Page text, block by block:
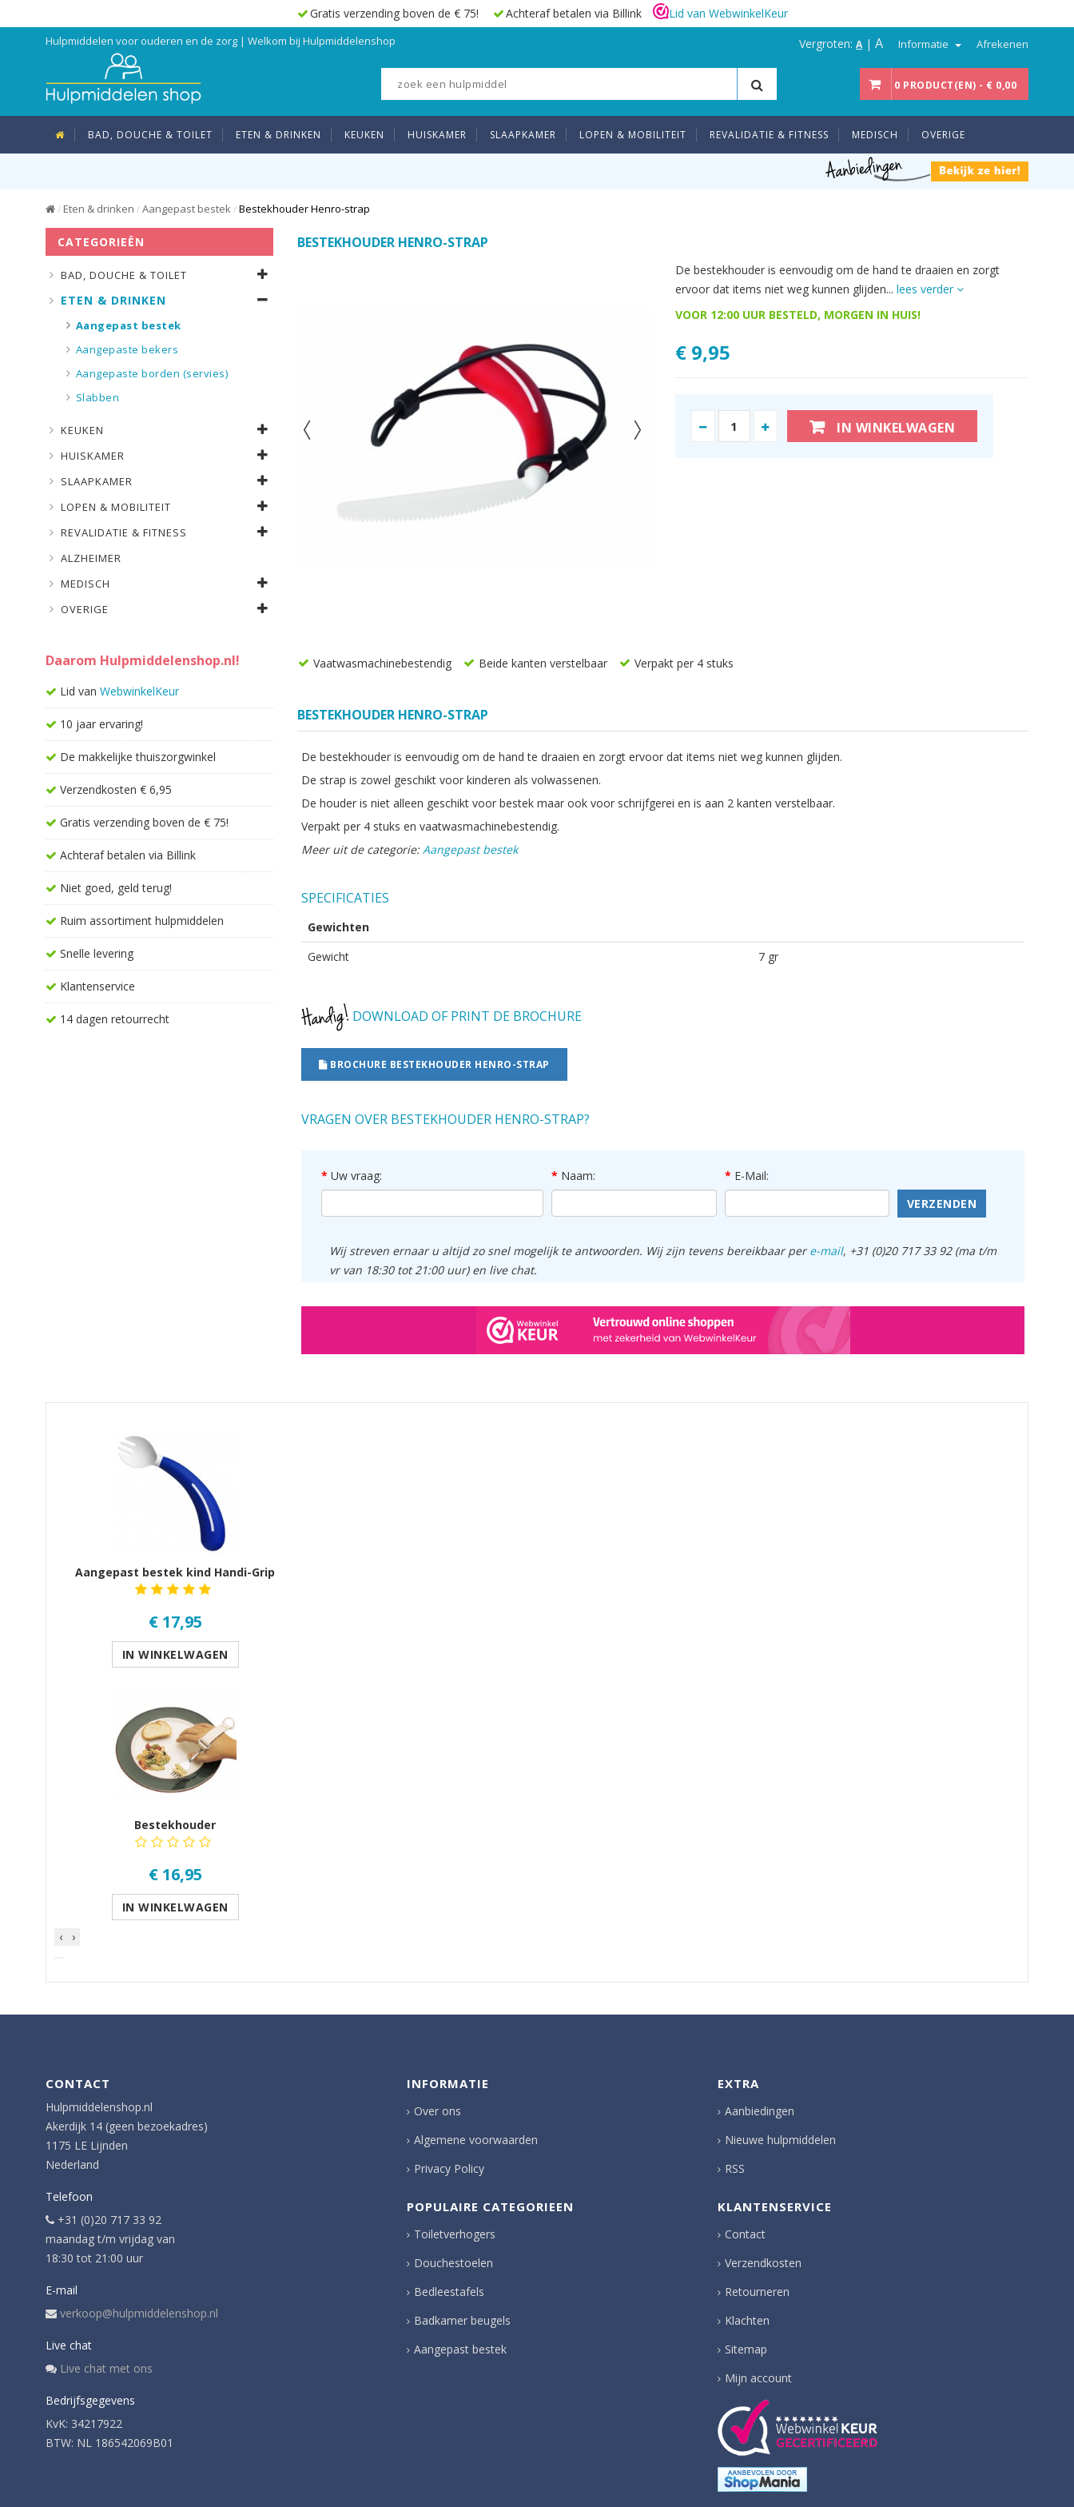
Gratis verzending boven de € 75! Achteraf betalen via Billink Lid van WebwinkelKeur
Hulpmiddelen voor ouderen en de zorg | Welkom bij Hulpmiddelenshop Vergroten: A| A Informatie Afrekenen
0 PRODUCT(EN) - € 0,00
BAD, DOUCHE & TOILET ETEN & DRINKEN KEUKEN HUISKAMER SLAAPKAMER LOPEN & MOBILITEIT REVALIDATIE & FITNESS MEDISCH OVERIGE
/ Eten & drinken / Aangepast bestek / Bestekhouder Henro-strap
BESTEKHOUDER HENRO-STRAP
De bestekhouder is eenvoudig om de hand te draaien en zorgt
ervoor dat items niet weg kunnen glijden... lees verder
VOOR 12:00 UUR BESTELD, MORGEN IN HUIS!
€ 9,95
IN WINKELWAGEN
Vaatwasmachinebestendig Beide kanten verstelbaar Verpakt per 4 stuks
BESTEKHOUDER HENRO-STRAP
De bestekhouder is eenvoudig om de hand te draaien en zorgt ervoor dat items niet weg kunnen glijden.
De strap is zowel geschikt voor kinderen als volwassenen.
De houder is niet alleen geschikt voor bestek maar ook voor schrijfgerei en is aan 2 kanten verstelbaar.
Verpakt per 4 stuks en vaatwasmachinebestendig.
Meer uit de categorie: Aangepast bestek
SPECIFICATIES
Gewichten
Gewicht
7 gr
DOWNLOAD OF PRINT DE BROCHURE
BROCHURE BESTEKHOUDER HENRO-STRAP
VRAGEN OVER BESTEKHOUDER HENRO-STRAP?
Uw vraag: Naam:
E-Mail:
VERZENDEN
Wij streven ernaar u altijd zo snel mogelijk te antwoorden. Wij zijn tevens bereikbaar pere-mail, +31 (0)20 717 33 92 (ma t/m
vr van 18:30 tot 21:00 uur) en live chat.
CATEGORIEËN
BAD, DOUCHE & TOILET
ETEN & DRINKEN
Aangepast bestek
Aangepaste bekers
Aangepaste borden (servies)
Slabben
KEUKEN
HUISKAMER
SLAAPKAMER
LOPEN & MOBILITEIT
REVALIDATIE & FITNESS
ALZHEIMER
MEDISCH
OVERIGE
Daarom Hulpmiddelenshop.nl!
Lid vanWebwinkelKeur
10 jaar ervaring!
De makkelijke thuiszorgwinkel
Verzendkosten € 6,95
Gratis verzending boven de € 75!
Achteraf betalen via Billink
Niet goed, geld terug!
Ruim assortiment hulpmiddelen
Snelle levering
Klantenservice
14 dagen retourrecht
Aangepast bestek kind Handi-Grip
€ 17,95
IN WINKELWAGEN
Bestekhouder
€ 16,95
IN WINKELWAGEN
‹
›
CONTACT
Hulpmiddelenshop.nl
Akerdijk 14 (geen bezoekadres)
1175 LE Lijnden
Nederland
Telefoon
+31 (0)20 717 33 92
maandag t/m vrijdag van
18:30 tot 21:00 uur
E-mail
verkoop@hulpmiddelenshop.nl
Live chat
Live chat met ons
Bedrijfsgegevens
KvK: 34217922
BTW: NL 186542069B01
EXTRA
Aanbiedingen
Nieuwe hulpmiddelen
RSS
KLANTENSERVICE
Contact
Verzendkosten
Retourneren
Klachten
Sitemap
Mijn account
INFORMATIE
Over ons
Algemene voorwaarden
Privacy Policy
POPULAIRE CATEGORIEEN
Toiletverhogers
Douchestoelen
Bedleestafels
Badkamer beugels
Aangepast bestek